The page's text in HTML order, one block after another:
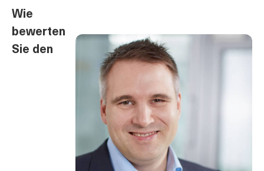
Wie
bewerten
Sie den